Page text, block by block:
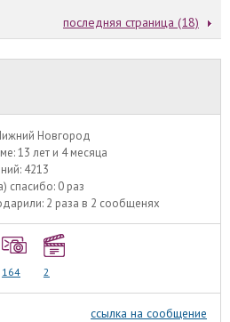
последняя страница (18)
Новгород
13 лет и 4 месяца
4213
спасибо: 0 раз
2 раза в 2 сообщенях
164 2
ссылка на сообщение